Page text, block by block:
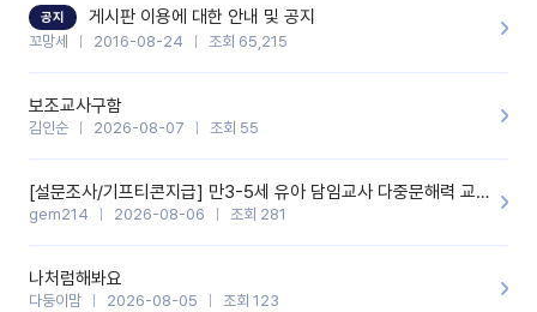
기능을 개발해 주셔서 감사합니다.
공지 게시판 이용에 대한 안내 및 공지
꼬망세 2016-08-24 조회 65,215
보조교사구함
김인순 2026-08-07 조회 55
[설문조사/기프티콘지급] 만3-5세 유아 담임교사 다중문해력 교육 증진을 위한 설문조사
gem214 2026-08-06 조회 281
나처럼해봐요
다둥이맘 2026-08-05 조회 123